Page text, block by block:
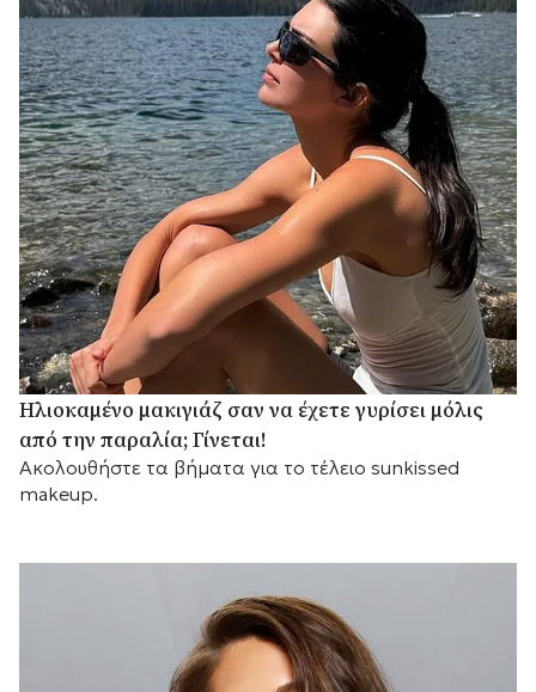
Ηλιοκαμένο μακιγιάζ σαν να έχετε γυρίσει μόλις
από την παραλία; Γίνεται!
Ακολουθήστε τα βήματα για το τέλειο sunkissed
makeup.